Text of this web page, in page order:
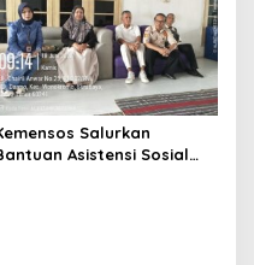
Salurkan
Asistensi Sosial